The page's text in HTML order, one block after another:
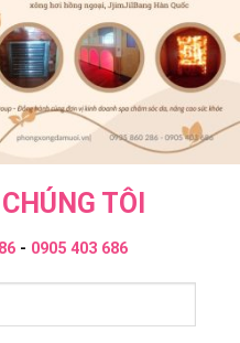
TÔI
- 0905 403 686